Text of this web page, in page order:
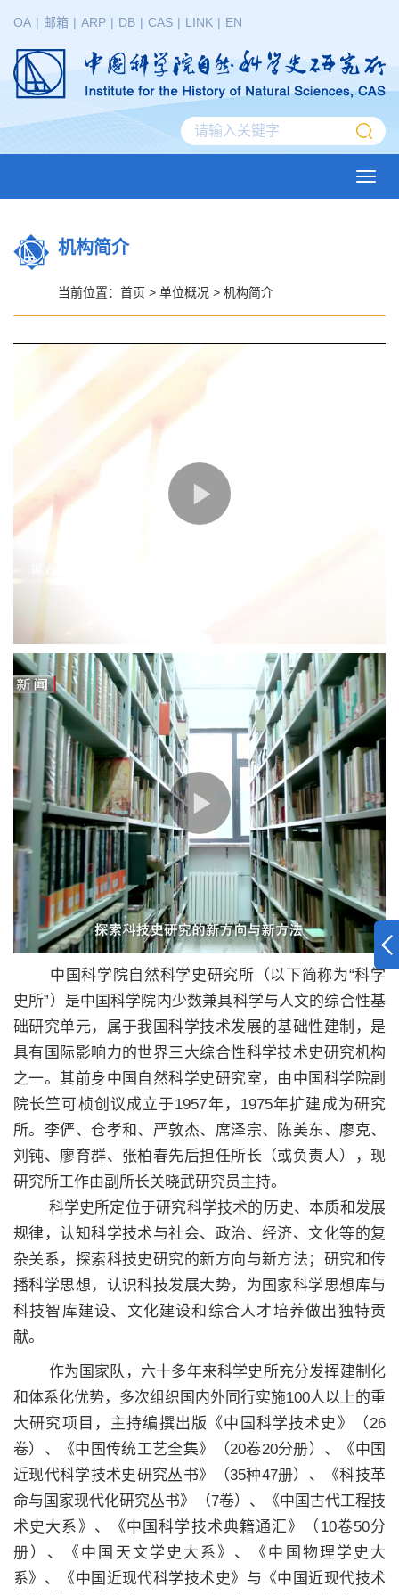
OA | 邮箱 | ARP | DB | CAS | LINK | EN
机构简介
当前位置： 首页 > 单位概况 > 机构简介
中国科学院自然科学史研究所（以下简称为“科学
史所”）是中国科学院内少数兼具科学与人文的综合性基
础研究单元，属于我国科学技术发展的基础性建制，是
具有国际影响力的世界三大综合性科学技术史研究机构
之一。其前身中国自然科学史研究室，由中国科学院副
院长竺可桢创议成立于1957年，1975年扩建成为研究
所。李俨、仓孝和、严敦杰、席泽宗、陈美东、廖克、
刘钝、廖育群、张柏春先后担任所长（或负责人），现
研究所工作由副所长关晓武研究员主持。
科学史所定位于研究科学技术的历史、本质和发展
规律，认知科学技术与社会、政治、经济、文化等的复
杂关系，探索科技史研究的新方向与新方法；研究和传
播科学思想，认识科技发展大势，为国家科学思想库与
科技智库建设、文化建设和综合人才培养做出独特贡
献。
作为国家队，六十多年来科学史所充分发挥建制化
和体系化优势，多次组织国内外同行实施100人以上的重
大研究项目，主持编撰出版《中国科学技术史》（26
卷）、《中国传统工艺全集》（20卷20分册）、《中国
近现代科学技术史研究丛书》（35种47册）、《科技革
命与国家现代化研究丛书》（7卷）、《中国古代工程技
术史大系》、《中国科学技术典籍通汇》（10卷50分
册）、《中国天文学史大系》、《中国物理学史大
系》、《中国近现代科学技术史》与《中国近现代技术